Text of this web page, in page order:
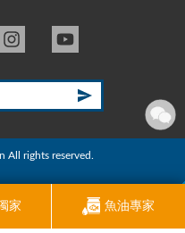
All rights reserved.
家 魚油專家